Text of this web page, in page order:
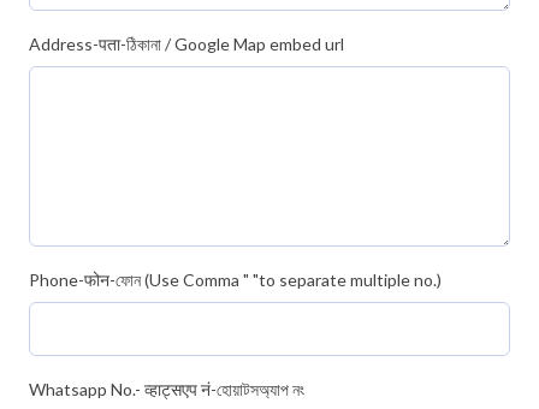
Address-पता-ঠিকানা / Google Map embed url
Phone-फोन-ফোন (Use Comma " "to separate multiple no.)
Whatsapp No.- व्हाट्सएप नं-হোয়াটসঅ্যাপ নং